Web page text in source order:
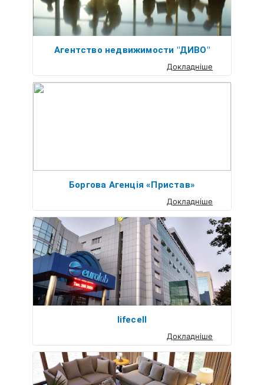
Агентство недвижимости "ДИВО"
Докладніше
Боргова Агенція «Пристав»
Докладніше
lifecell
Докладніше